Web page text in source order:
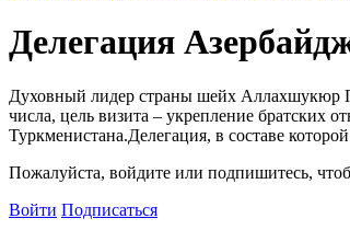
Делегация
Духовный лидер страны шейх Аллахшукюр
числа, цель визита – укрепление братских
Туркменистана.Делегация, в составе
Пожалуйста, войдите или подпишитесь,
Войти Подписаться